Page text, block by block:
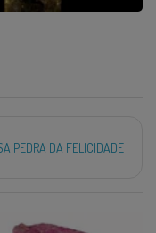
PEDRA DA FELICIDADE